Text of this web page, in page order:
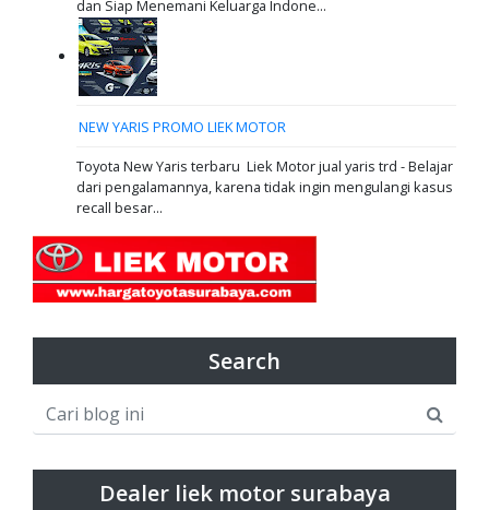
dan Siap Menemani Keluarga Indone...
NEW YARIS PROMO LIEK MOTOR
Toyota New Yaris terbaru Liek Motor jual yaris trd - Belajar
dari pengalamannya, karena tidak ingin mengulangi kasus
recall besar...
Search
Dealer liek motor surabaya